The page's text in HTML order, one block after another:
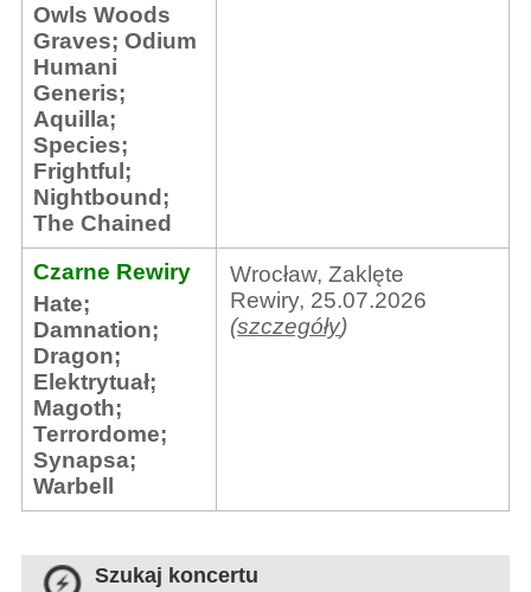
Owls Woods
Graves;Odium
Humani
Generis;
Aquilla;
Species;
Frightful;
Nightbound;
The Chained
Czarne Rewiry
Hate;
Damnation;
Dragon;
Elektrytuał;
Magoth;
Terrordome;
Synapsa;
Warbell
Wrocław, Zaklęte
Rewiry, 25.07.2026
(szczegóły)
Szukaj koncertu